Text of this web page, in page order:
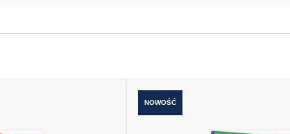
NOWOŚĆ